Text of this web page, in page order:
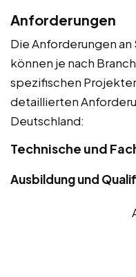
Anforderungen
Die Anforderungen
können je nach
spezifischen
detaillierten
Deutschland:
Technische und
Ausbildung und